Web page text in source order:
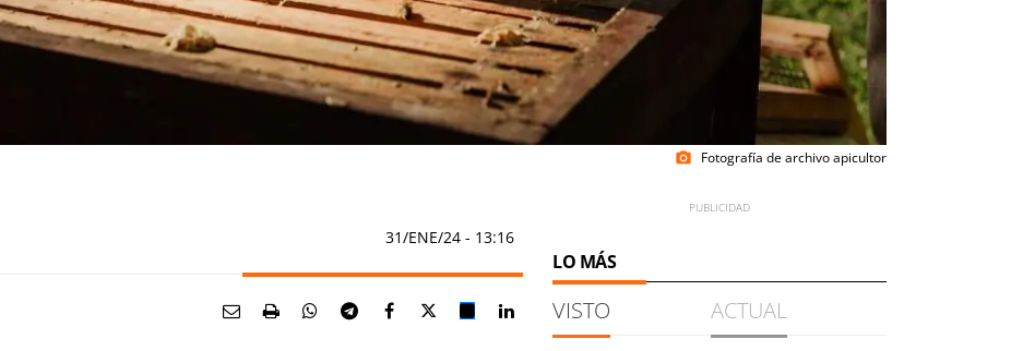
photo_camera Fotografía de archivo apicultor
31/ENE/24 - 13:16
LO MÁS
VISTO ACTUAL